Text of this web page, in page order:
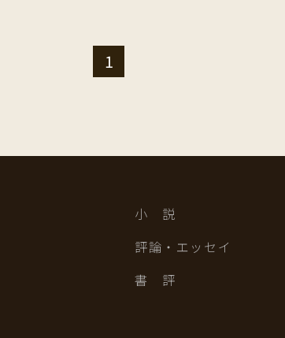
1
小 説
評論・エッセイ
書 評